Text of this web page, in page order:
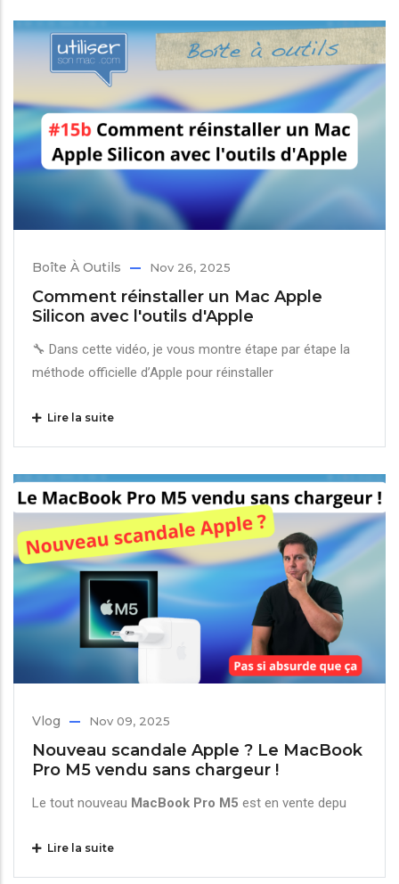
Boîte À Outils Nov 26, 2025
Comment réinstaller un Mac Apple
Silicon avec l'outils d'Apple
🔧 Dans cette vidéo, je vous montre étape par étape la
méthode officielle d’Apple pour réinstaller
Lire la suite
Vlog Nov 09, 2025
Nouveau scandale Apple ? Le MacBook
Pro M5 vendu sans chargeur !
Le tout nouveau MacBook Pro M5 est en vente depu
Lire la suite